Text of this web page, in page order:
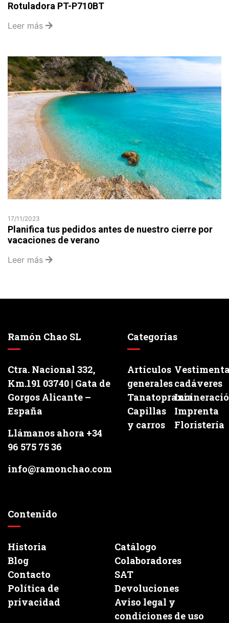
Rotuladora PT-P710BT
Leer más
17/11/2023
Planifica tus pedidos antes de nuestro cierre por
vacaciones de verano
Leer más
Ramón Chao SL
Ctra. Nacional 332,
Km.191 03740 | Gata de
Gorgos Alicante –
España
Llámanos ahora +34
96 575 75 36
info@ramonchao.com
Categorías
Artículos
generalescadáveres
Tanatopraxia
Capillas
y carros
Imprenta
Floristería
Contenido
Historia
Catálogo
Blog
Colaboradores
Contacto
SAT
Política de
privacidad
Devoluciones
Aviso legal y
condiciones de uso